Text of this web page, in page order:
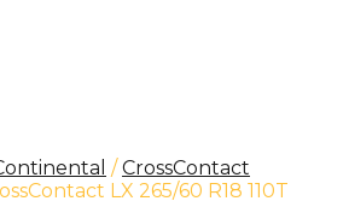
/CrossContact
LX 265/60 R18 110T